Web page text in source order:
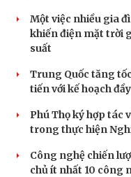
Cửa
Kể
Hạt
Một việc nhiều gia
khiến điện mặt trời
suất
Trung Quốc tăng
tiến với kế hoạch
Phú Thọ ký hợp tác
trong thực hiện
Công nghệ chiến
chủ ít nhất 10 công